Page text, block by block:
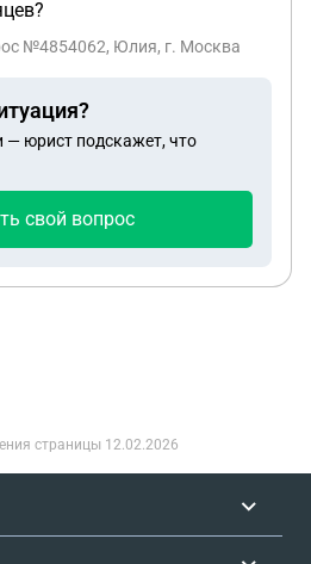
№4854062, Юлия, г. Москва
— юрист подскажет, что
свой вопрос
страницы 12.02.2026